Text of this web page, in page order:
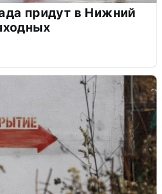
придут в Нижний